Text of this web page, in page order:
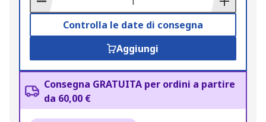
Controlla le date di consegna
Aggiungi
Consegna GRATUITA per ordini a partire
da 60,00 €